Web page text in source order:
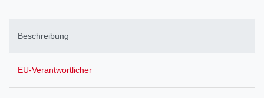
Beschreibung
EU-Verantwortlicher